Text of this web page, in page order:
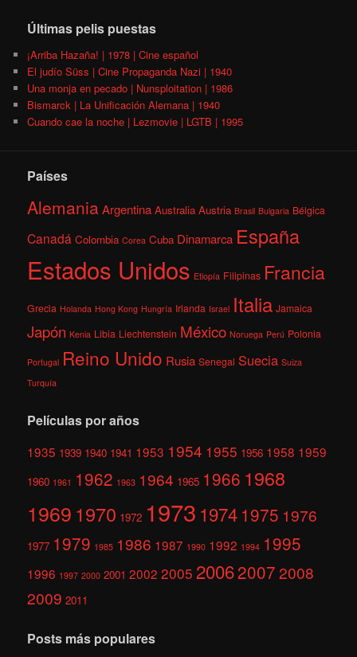
Últimas pelis puestas
¡Arriba Hazaña! | 1978 | Cine español
El judío Süss | Cine Propaganda Nazi | 1940
Una monja en pecado | Nunsploitation | 1986
Bismarck | La Unificación Alemana | 1940
Cuando cae la noche | Lezmovie | LGTB | 1995
Países
AlemaniaArgentina Australia Austria Brasil Bulgaria Bélgica
Canadá Colombia Corea Cuba Dinamarca España
Estados Unidos Etiopía Filipinas Francia
Grecia Holanda Hong Kong Hungría Irlanda Israel Italia Jamaica
Japón Kenia Libia Liechtenstein México Noruega Perú Polonia
Portugal Reino Unido Rusia Senegal Suecia Suiza
Turquía
Películas por años
1935 1939 1940 1941 1953 1954 1955 1956 1958 1959
1960 1961 1962 1963 1964 1965 1966 1968
1969 1970 1972 1973 1974 1975 1976
1977 1979 1985 1986 1987 1990 1992 1994 1995
1996 1997 2000 2001 2002 2005 200620072008
2009 2011
Posts más populares